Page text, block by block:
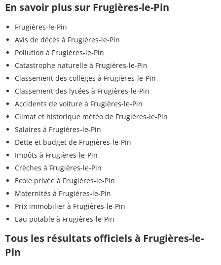
En savoir plus sur Frugières-le-Pin
Frugières-le-Pin
Avis de décès à Frugières-le-Pin
Pollution à Frugières-le-Pin
Catastrophe naturelle à Frugières-le-Pin
Classement des collèges à Frugières-le-Pin
Classement des lycées à Frugières-le-Pin
Accidents de voiture à Frugières-le-Pin
Climat et historique météo de Frugières-le-Pin
Salaires à Frugières-le-Pin
Dette et budget de Frugières-le-Pin
Impôts à Frugières-le-Pin
Crèches à Frugières-le-Pin
Ecole privée à Frugières-le-Pin
Maternités à Frugières-le-Pin
Prix immobilier à Frugières-le-Pin
Eau potable à Frugières-le-Pin
Tous les résultats officiels à Frugières-le-
Pin